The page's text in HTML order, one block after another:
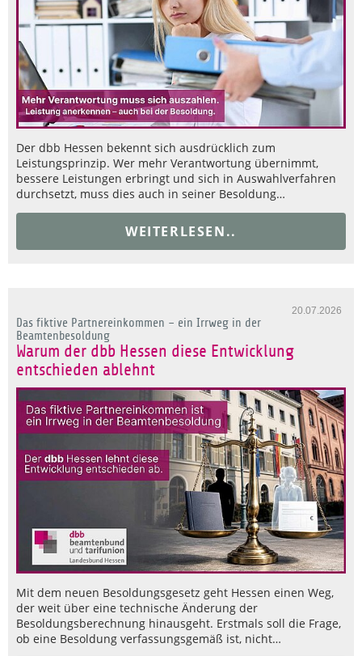
Der dbb Hessen bekennt sich ausdrücklich zum
Leistungsprinzip. Wer mehr Verantwortung übernimmt,
bessere Leistungen erbringt und sich in Auswahlverfahren
durchsetzt, muss dies auch in seiner Besoldung…
WEITERLESEN..
20.07.2026
Das fiktive Partnereinkommen – ein Irrweg in der
Beamtenbesoldung
Warum der dbb Hessen diese Entwicklung
entschieden ablehnt
Mit dem neuen Besoldungsgesetz geht Hessen einen Weg,
der weit über eine technische Änderung der
Besoldungsberechnung hinausgeht. Erstmals soll die Frage,
ob eine Besoldung verfassungsgemäß ist, nicht…